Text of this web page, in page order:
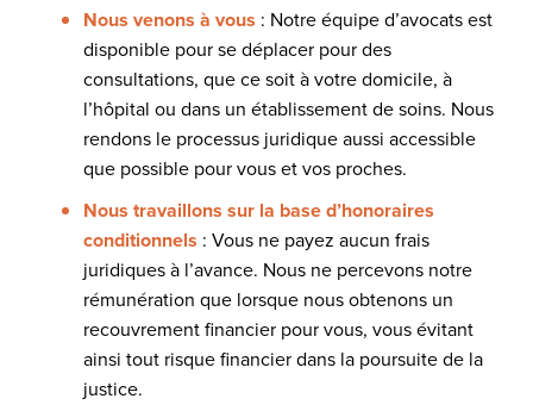
Nous venons à vous : Notre équipe d’avocats est
disponible pour se déplacer pour des
consultations, que ce soit à votre domicile, à
l’hôpital ou dans un établissement de soins. Nous
rendons le processus juridique aussi accessible
que possible pour vous et vos proches.
Nous travaillons sur la base d’honoraires
conditionnels : Vous ne payez aucun frais
juridiques à l’avance. Nous ne percevons notre
rémunération que lorsque nous obtenons un
recouvrement financier pour vous, vous évitant
ainsi tout risque financier dans la poursuite de la
justice.